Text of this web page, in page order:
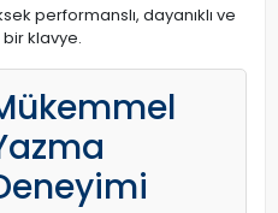
performanslı, dayanıklı ve
klavye.